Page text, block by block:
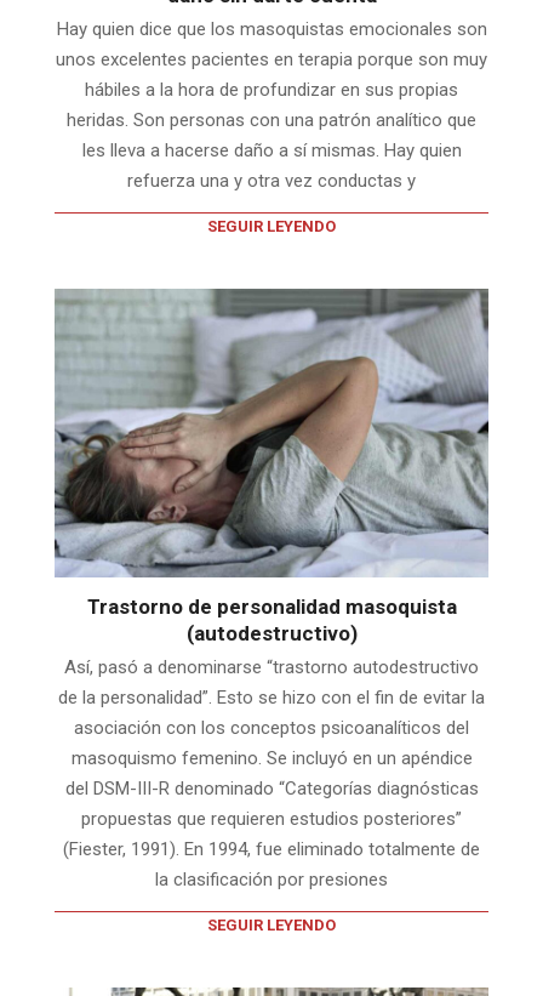
Hay quien dice que los masoquistas emocionales son
unos excelentes pacientes en terapia porque son muy
hábiles a la hora de profundizar en sus propias
heridas. Son personas con una patrón analítico que
les lleva a hacerse daño a sí mismas. Hay quien
refuerza una y otra vez conductas y
SEGUIR LEYENDO
Trastorno de personalidad masoquista
(autodestructivo)
Así, pasó a denominarse “trastorno autodestructivo
de la personalidad”. Esto se hizo con el fin de evitar la
asociación con los conceptos psicoanalíticos del
masoquismo femenino. Se incluyó en un apéndice
del DSM-III-R denominado “Categorías diagnósticas
propuestas que requieren estudios posteriores”
(Fiester, 1991). En 1994, fue eliminado totalmente de
la clasificación por presiones
SEGUIR LEYENDO